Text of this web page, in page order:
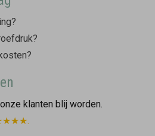
klanten blij worden.